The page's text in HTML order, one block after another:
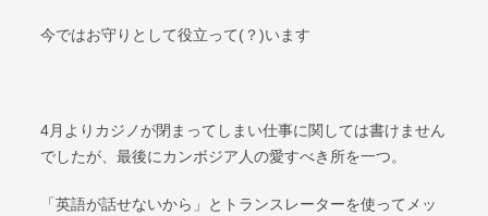
今ではお守りとして役立って(？)います
4月よりカジノが閉まってしまい仕事に関しては書けません
でしたが、最後にカンボジア人の愛すべき所を一つ。
「英語が話せないから」とトランスレーターを使ってメッ